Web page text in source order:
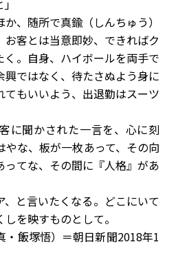
、随所で真鍮（しんちゅう）
客とは当意即妙、できればク
。自身、ハイボールを両手で
ではなく、待たさぬよう身に
もいいよう、出退勤はスーツ
に聞かされた一言を、心に刻
な、板が一枚あって、その向
ってな、その間に『人格』があ
と言いたくなる。どこにいて
を映すものとして。
飯塚悟）＝朝日新聞2018年1